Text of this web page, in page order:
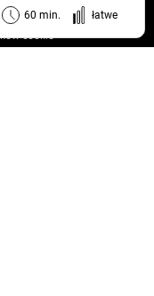
60 min. łatwe
cookie